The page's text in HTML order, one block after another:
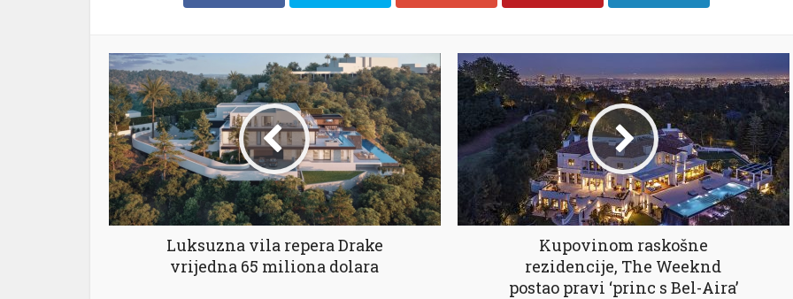
Luksuzna vila repera Drake
vrijedna 65 miliona dolara
Kupovinom raskošne
rezidencije, The Weeknd
postao pravi ‘princ s Bel-Aira’